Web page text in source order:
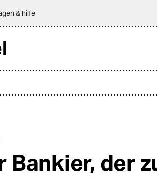
& hilfe
Bankier, der